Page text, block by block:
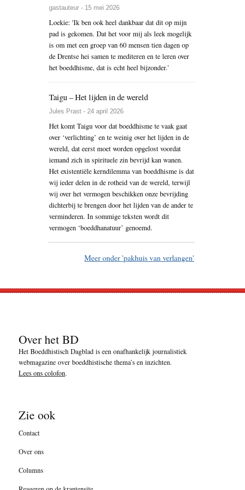
gastauteur - 15 mei 2026
Loekie: 'Ik ben ook heel dankbaar dat dit op mijn
pad is gekomen. Dat het voor mij als leek mogelijk
is om met een groep van 60 mensen tien dagen op
de Drentse hei samen te mediteren en te leren over
het boeddhisme, dat is echt heel bijzonder.’
Taigu – Het lijden in de wereld
Jules Prast - 24 april 2026
Het komt Taigu voor dat boeddhisme te vaak gaat
over ‘verlichting’ en te weinig over het lijden in de
wereld, dat eerst moet worden opgelost voordat
iemand zich in spirituele zin bevrijd kan wanen.
Het existentiële kerndilemma van boeddhisme is dat
wij ieder delen in de rotheid van de wereld, terwijl
wij over het vermogen beschikken onze bevrijding
dichterbij te brengen door het lijden van de ander te
verminderen. In sommige teksten wordt dit
vermogen ‘boeddhanatuur’ genoemd.
Meer onder 'pakhuis van verlangen'
Over het BD
Het Boeddhistisch Dagblad is een onafhankelijk journalistiek
webmagazine over boeddhistische thema’s en inzichten.
Lees ons colofon.
Zie ook
Contact
Over ons
Columns